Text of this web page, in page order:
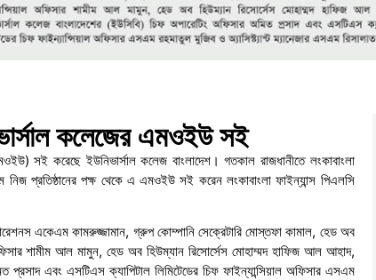
কলেজের এমওইউ সই
সই করেছে ইউনিভার্সাল কলেজ বাংলাদেশ। গতকাল রাজধানীতে লংকাবাংলা
প্রতিষ্ঠানের পক্ষ থেকে এ এমওইউ সই করেন লংকাবাংলা ফাইন্যান্স পিএলসি
একেএম কামরুজ্জামান, গ্রুপ কোম্পানি সেক্রেটারি মোস্তফা কামাল, হেড অব
শামীম আল মামুন, হেড অব হিউম্যান রিসোর্সেস মোহাম্মদ হাফিজ আল আহাদ,
প্রসাদ এবং এসটিএস ক্যাপিটাল লিমিটেডের চিফ ফাইন্যান্সিয়াল অফিসার এসএম